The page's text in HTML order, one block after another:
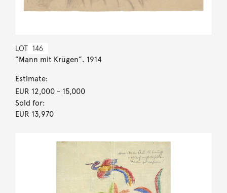
LOT 146
”Mann mit Krügen”. 1914
Estimate:
EUR 12,000- 15,000
Sold for:
EUR 13,970